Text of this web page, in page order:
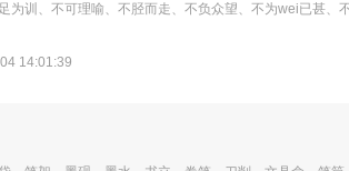
为训、不可理喻、不胫而走、不负众望、不为wei已甚、
14:01:39